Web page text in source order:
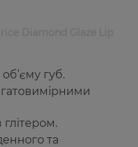
губ.
глітером.
та